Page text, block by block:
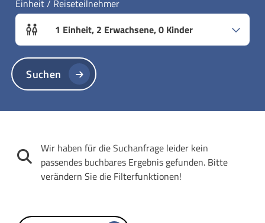
Einheit / Reiseteilnehmer
Einheitenanzahl und Personenfelder
1 Einheit, 2 Erwachsene,0 Kinder
Suchen
Wir haben für die Suchanfrage leider kein
passendes buchbares Ergebnis gefunden. Bitte
verändern Sie die Filterfunktionen!